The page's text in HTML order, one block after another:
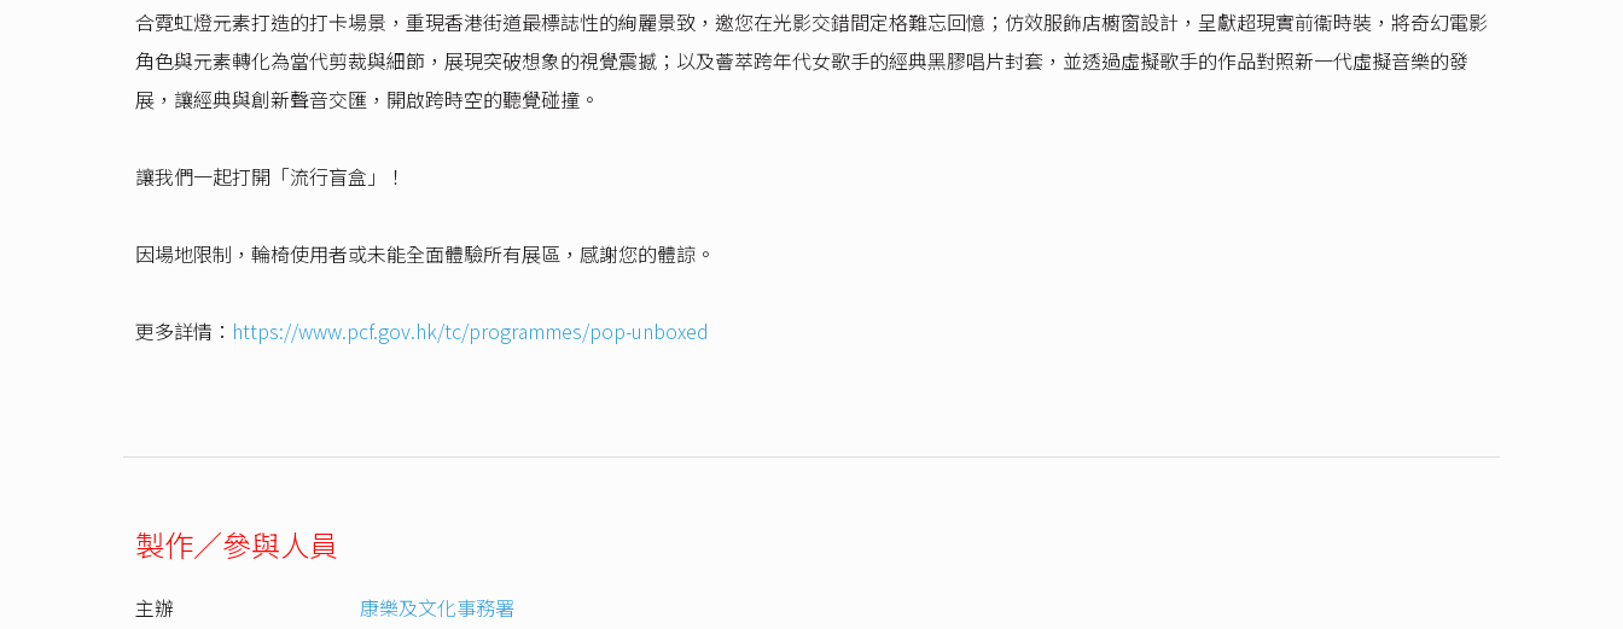
合霓虹燈元素打造的打卡場景，重現香港街道最標誌性的絢麗景致，邀您在光影交錯間定格難忘回憶；仿效服飾店櫥窗設計，呈獻超現實前衞時裝，將奇幻電影
角色與元素轉化為當代剪裁與細節，展現突破想象的視覺震撼；以及薈萃跨年代女歌手的經典黑膠唱片封套，並透過虛擬歌手的作品對照新一代虛擬音樂的發
展，讓經典與創新聲音交匯，開啟跨時空的聽覺碰撞。
讓我們一起打開「流行盲盒」！
因場地限制，輪椅使用者或未能全面體驗所有展區，感謝您的體諒。
更多詳情： https://www.pcf.gov.hk/tc/programmes/pop-unboxed
製作／參與人員
主辦
康樂及文化事務署